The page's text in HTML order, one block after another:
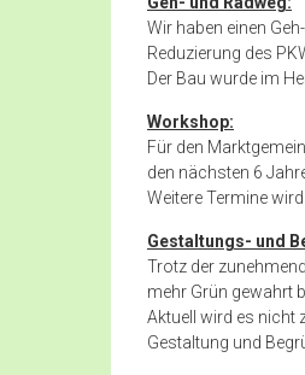
Wir haben einen
Reduzierung des
Der Bau wurde im
Workshop:
Für den
den nächsten 6
Weitere Termine
Gestaltungs- und
Trotz der
mehr Grün gewahrt
Aktuell wird es nicht
Gestaltung und